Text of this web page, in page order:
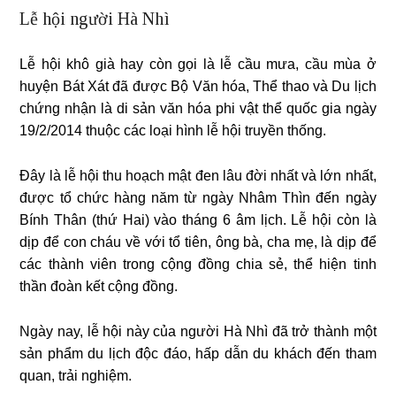
Lễ hội người Hà Nhì
Lễ hội khô già hay còn gọi là lễ cầu mưa, cầu mùa ở
huyện Bát Xát đã được Bộ Văn hóa, Thể thao và Du lịch
chứng nhận là di sản văn hóa phi vật thể quốc gia ngày
19/2/2014 thuộc các loại hình lễ hội truyền thống.
Đây là lễ hội thu hoạch mật đen lâu đời nhất và lớn nhất,
được tổ chức hàng năm từ ngày Nhâm Thìn đến ngày
Bính Thân (thứ Hai) vào tháng 6 âm lịch. Lễ hội còn là
dịp để con cháu về với tổ tiên, ông bà, cha mẹ, là dịp để
các thành viên trong cộng đồng chia sẻ, thể hiện tinh
thần đoàn kết cộng đồng.
Ngày nay, lễ hội này của người Hà Nhì đã trở thành một
sản phẩm du lịch độc đáo, hấp dẫn du khách đến tham
quan, trải nghiệm.